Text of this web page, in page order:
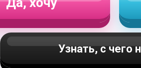
Узнать, с чего